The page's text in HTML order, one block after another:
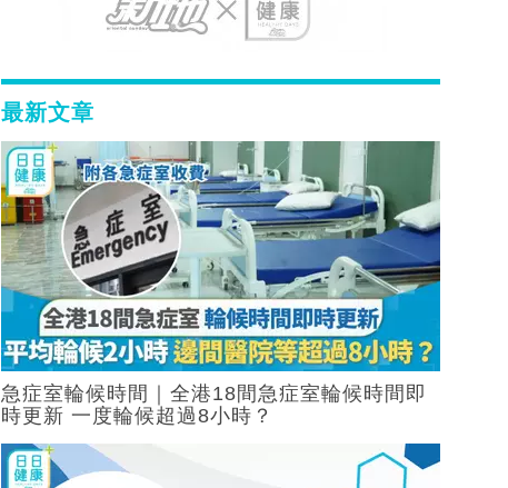
最新文章
急症室輪候時間｜全港18間急症室輪候時間即
時更新 一度輪候超過8小時？